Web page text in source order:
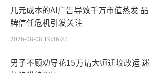
几元成本的AI广告导致千万市值蒸发 品
牌信任危机引发关注
2026-08-08 19:36:27
男子不顾劝导花15万请大师迁坟改运 迷